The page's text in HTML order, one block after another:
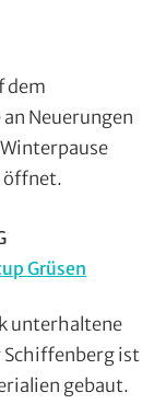
Fotos,
Mountainbike
Multimedia
und
Vereine
dem
Neuerungen
öffnet.
unterhaltene
Schiffenberg ist
gebaut.